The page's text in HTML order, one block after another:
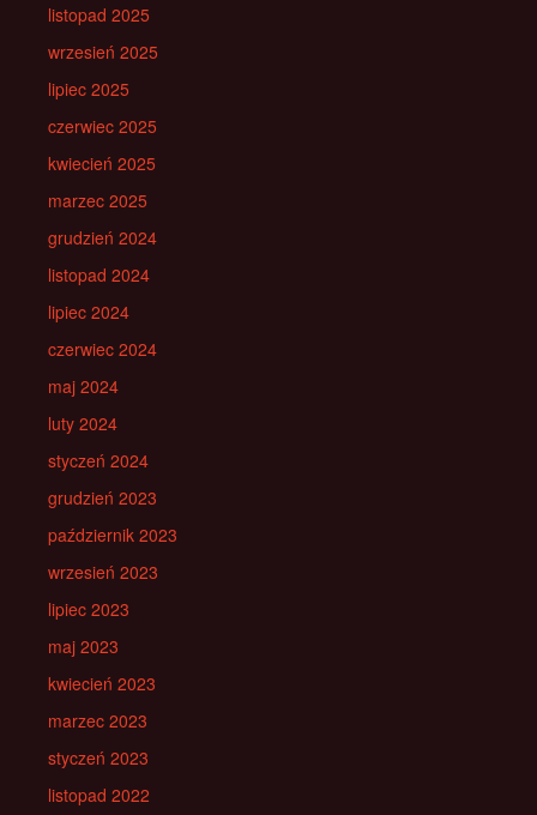
listopad 2025
wrzesień 2025
lipiec 2025
czerwiec 2025
kwiecień 2025
marzec 2025
grudzień 2024
listopad 2024
lipiec 2024
czerwiec 2024
maj 2024
luty 2024
styczeń 2024
grudzień 2023
październik 2023
wrzesień 2023
lipiec 2023
maj 2023
kwiecień 2023
marzec 2023
styczeń 2023
listopad 2022